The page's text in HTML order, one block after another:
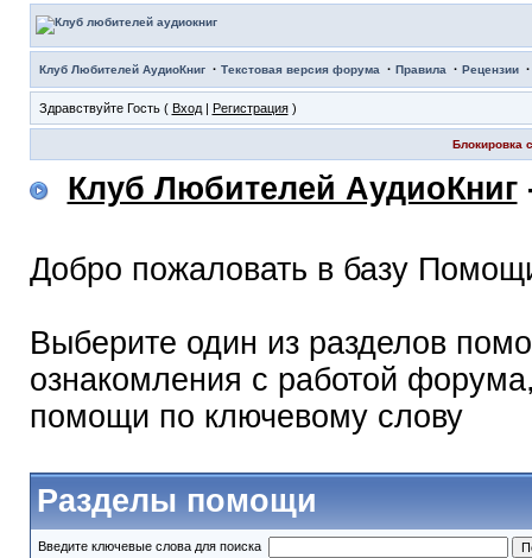
Клуб Любителей АудиоКниг· Текстовая версия форума · Правила · Рецензии
Здравствуйте Гость ( Вход| Регистрация)
Блокировка
Клуб Любителей АудиоКниг
Добро пожаловать в базу
Выберите один из разделов
ознакомления с работой
помощи по ключевому слову
Разделы помощи
Введите ключевые слова для поиска